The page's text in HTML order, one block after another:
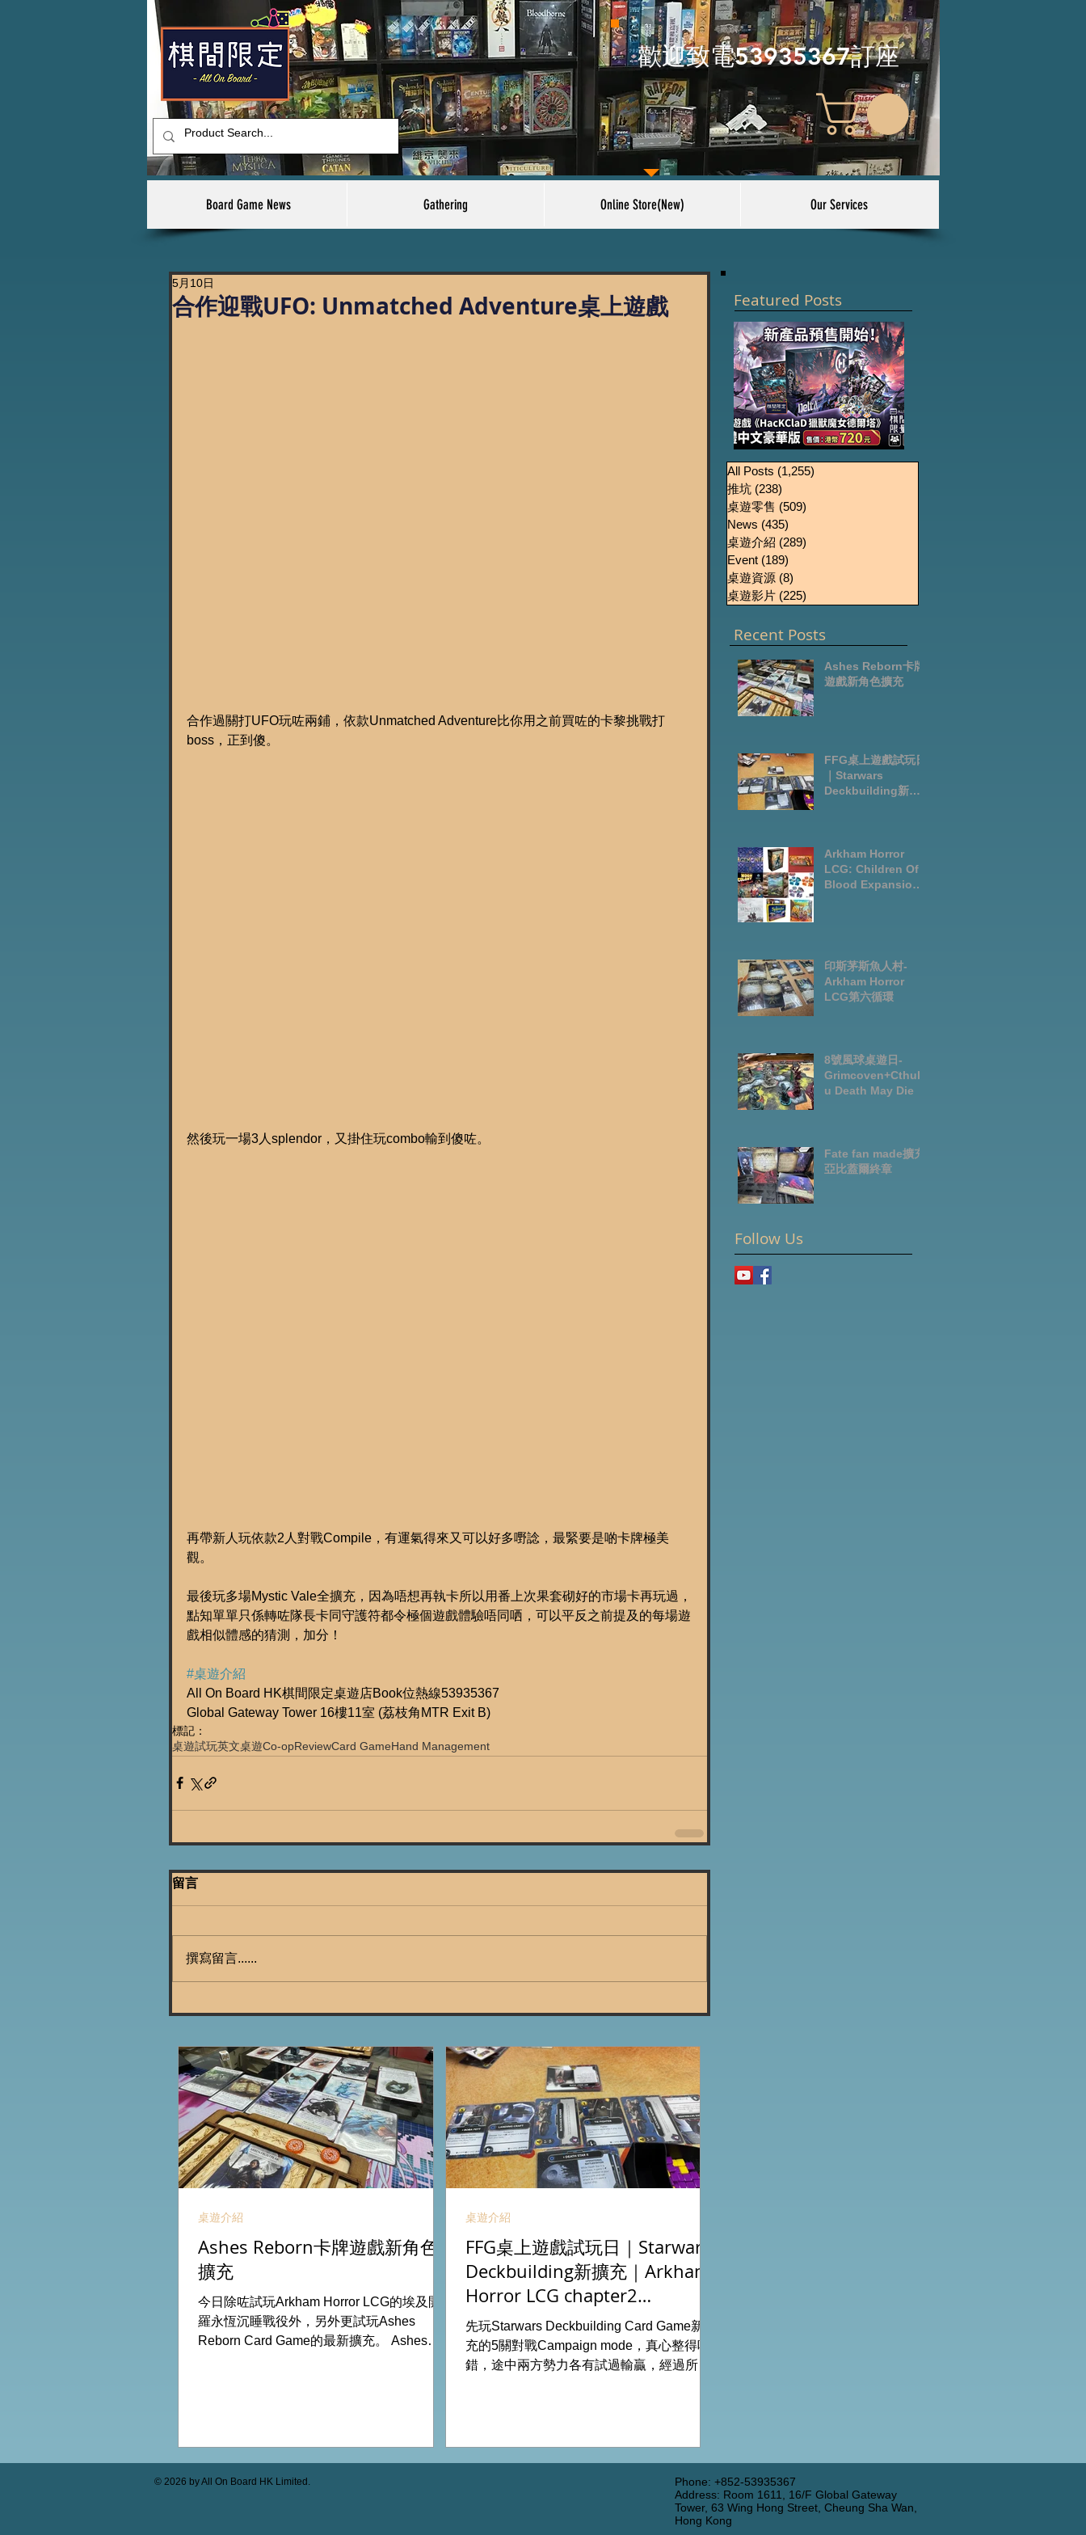
​歡迎致電53935367訂座
Board Game News Gathering Online Store(New) Our Services
合作迎戰UFO: Unmatched Adventure桌上遊戲
5月10日
合作過關打UFO玩咗兩鋪，依款Unmatched Adventure比你用之前買咗的卡黎挑戰打
boss，正到傻。
然後玩一場3人splendor，又掛住玩combo輸到傻咗。
再帶新人玩依款2人對戰Compile，有運氣得來又可以好多嘢諗，最緊要是啲卡牌極美
觀。
最後玩多場Mystic Vale全擴充，因為唔想再執卡所以用番上次果套砌好的市場卡再玩過，
點知單單只係轉咗隊長卡同守護符都令極個遊戲體驗唔同哂，可以平反之前提及的每場遊
戲相似體感的猜測，加分！
#桌遊介紹
All On Board HK棋間限定桌遊店Book位熱線53935367
Global Gateway Tower 16樓11室 (荔枝角MTR Exit B)
標記：
桌遊試玩英文桌遊Co-opReviewCard GameHand Management
留言
撰寫留言......
Featured Posts
《HacKClaD獵獸魔女
德爾塔》繁體中文豪
華版開放預售
All Posts (1,255)
推坑 (238)
桌遊零售 (509)
News (435)
桌遊介紹 (289)
Event (189)
桌遊資源 (8)
桌遊影片 (225)
Recent Posts
Ashes Reborn卡牌
遊戲新角色擴充
FFG桌上遊戲試玩日
｜Starwars
Deckbuilding新擴
deck
Arkham Horror
LCG: Children Of
Blood Expansion
印斯茅斯魚人村-
Arkham Horror
LCG第六循環
8號風球桌遊日-
Grimcoven+Cthulh
u Death May Die
Fate fan made擴充-
亞比蓋爾終章
Follow Us
Ashes Reborn卡牌遊戲新角色
擴充
今日除咗試玩Arkham Horror LCG的埃及開
羅永恆沉睡戰役外，另外更試玩Ashes
Reborn Card Game的最新擴充。 Ashes推
桌遊介紹
FFG桌上遊戲試玩日｜Starwars
Deckbuilding新擴充｜Arkham
Horror LCG chapter2
INVESTIGATOR deck
先玩Starwars Deckbuilding Card Game新擴
充的5關對戰Campaign mode，真心整得唔
錯，途中兩方勢力各有試過輸贏，經過所有
全天的FFG桌遊日完滿結束。 #桌遊場地 All
On Board HK棋間限定桌遊店Book位熱線
53935367 Global Gateway Tower16樓11室
桌遊介紹
© 2026 by All On Board HK Limited.
Phone: +852-53935367
Address: Room 1611, 16/F Global Gateway
Tower, 63 Wing Hong Street, Cheung Sha Wan,
Hong Kong